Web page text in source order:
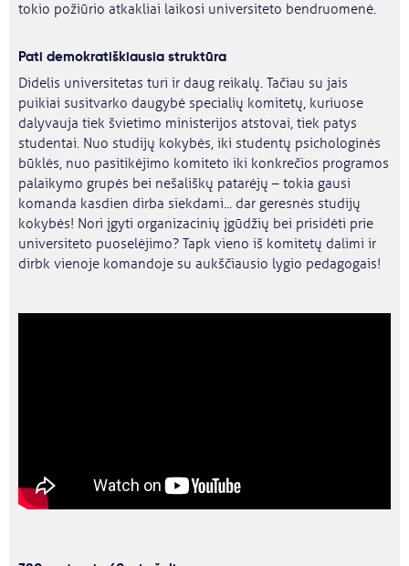
tokio požiūrio atkakliai laikosi universiteto bendruomenė.
Pati demokratiškiausia struktūra
Didelis universitetas turi ir daug reikalų. Tačiau su jais
puikiai susitvarko daugybė specialių komitetų, kuriuose
dalyvauja tiek švietimo ministerijos atstovai, tiek patys
studentai. Nuo studijų kokybės, iki studentų psichologinės
būklės, nuo pasitikėjimo komiteto iki konkrečios programos
palaikymo grupės bei nešališkų patarėjų – tokia gausi
komanda kasdien dirba siekdami... dar geresnės studijų
kokybės! Nori įgyti organizacinių įgūdžių bei prisidėti prie
universiteto puoselėjimo? Tapk vieno iš komitetų dalimi ir
dirbk vienoje komandoje su aukščiausio lygio pedagogais!